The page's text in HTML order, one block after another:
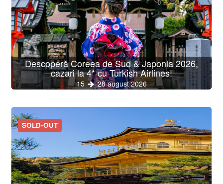
Descoperă Coreea de Sud & Japonia 2026,
cazari la 4* cu Turkish Airlines!
15 28 august 2026
SOLD-OUT